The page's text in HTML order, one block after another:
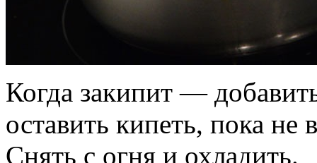
Когда закипит —
оставить кипеть, пока
Снять с огня и охладить.